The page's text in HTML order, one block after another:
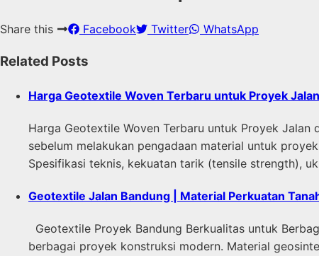
Share this Facebook Twitter WhatsApp
Related Posts
Harga Geotextile Woven Terbaru untuk Proyek
Harga Geotextile Woven Terbaru untuk Proyek
sebelum melakukan pengadaan material untuk
Spesifikasi teknis, kekuatan tarik (tensile strength),
Geotextile Jalan Bandung | Material Perkuatan
Geotextile Proyek Bandung Berkualitas untuk
berbagai proyek konstruksi modern. Material